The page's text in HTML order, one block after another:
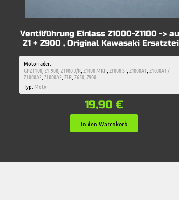
Ventilführung Einlass Z1000-Z1100 ->
Z1 + Z900 , Original Kawasaki
Motorräder:
GPZ1100 ,Z1-900 ,Z1000 J/R ,Z1000 MKII ,Z1000 ST,Z1000A1 ,Z1000A1 /
Z1000A2 ,Z1000A2 ,Z1R ,Z650 ,Z900
Typ: Motor
19,90€
In den Warenkorb